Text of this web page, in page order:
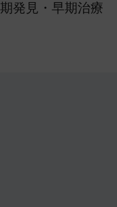
発見・早期治療